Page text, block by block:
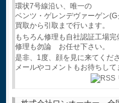
環状7号線沿い、唯一の
ベンツ・ゲレンデヴァーゲン
買取から引取まで行います。
もちろん修理も自社認証工場
修理も勿論 お任せ下さい。
是非、1度、顔を見に来てくださ
メールやコメントもお待ちして